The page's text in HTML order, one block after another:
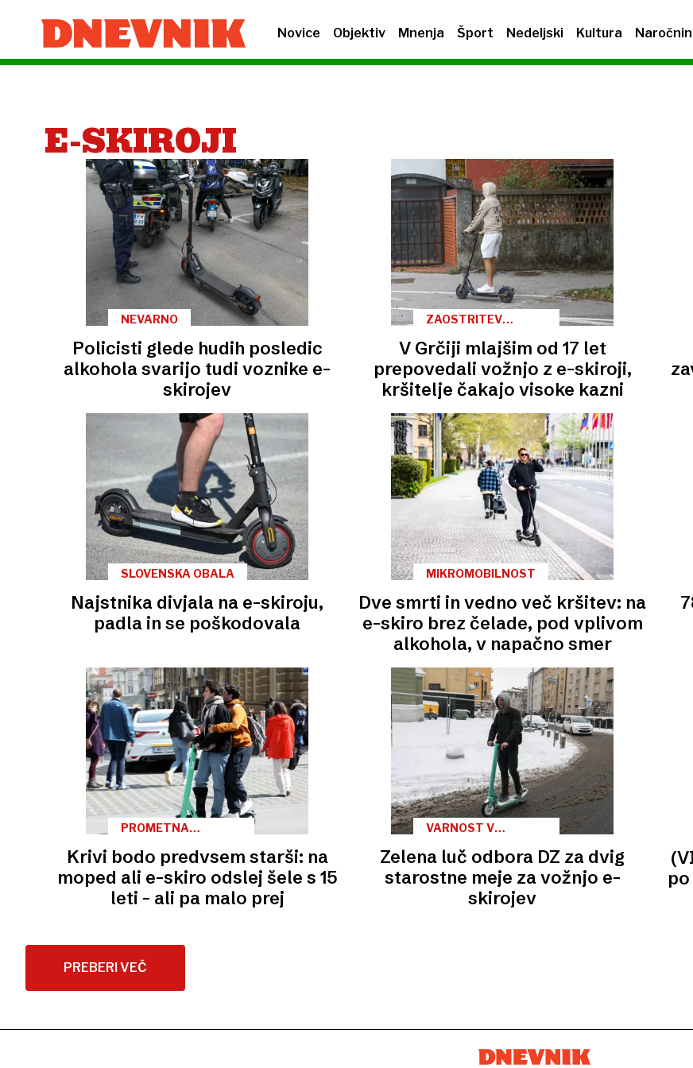
Novice Objektiv Mnenja Šport Nedeljski Kultura
E-SKIROJI
NEVARNO
Policisti glede hudih posledic
alkohola svarijo tudi voznike e-
skirojev
ZAOSTRITEV
V Grčiji mlajšim od 17 let
prepovedali vožnjo z e-skiroji,
kršitelje čakajo visoke kazni
SLOVENSKA OBALA
Najstnika divjala na e-skiroju,
padla in se poškodovala
MIKROMOBILNOST
Dve smrti in vedno več kršitev: na
e-skiro brez čelade, pod vplivom
alkohola, v napačno smer
PROMETNA
Krivi bodo predvsem starši: na
moped ali e-skiro odslej šele s 15
leti – ali pa malo prej
VARNOST V
Zelena luč odbora DZ za dvig
starostne meje za vožnjo e-
skirojev
PREBERI VEČ